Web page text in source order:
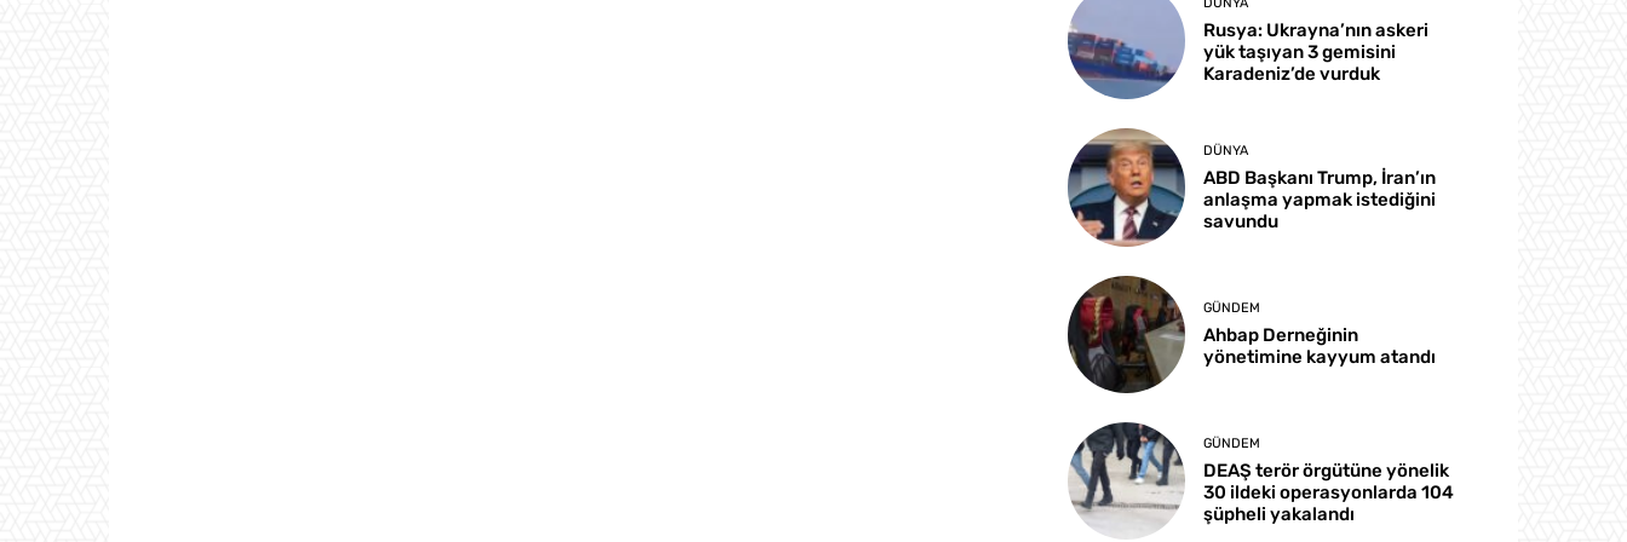
DÜNYA
Rusya: Ukrayna’nın askeri
yük taşıyan 3 gemisini
Karadeniz’de vurduk
DÜNYA
ABD Başkanı Trump, İran’ın
anlaşma yapmak istediğini
savundu
GÜNDEM
Ahbap Derneğinin
yönetimine kayyum atandı
GÜNDEM
DEAŞ terör örgütüne yönelik
30 ildeki operasyonlarda 104
şüpheli yakalandı